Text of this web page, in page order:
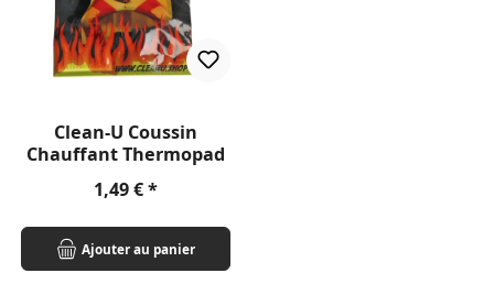
Clean-U Coussin
Chauffant Thermopad
Prix régulier :
1,49 €
Ajouter au panier